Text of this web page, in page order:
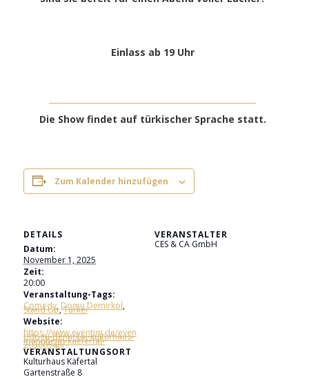
Einlass ab 19 Uhr
Die Show findet auf türkischer Sprache statt.
Zum Kalender hinzufügen
DETAILS
Datum:
November 1, 2025
Zeit:
20:00
Veranstaltung-Tags:
Comedy, Domu Demirkol,
Stand Up,Türkei
Website:
https://www.eventim.de/even
t/dogu-demirkol-kulturhaus-
mannheim-kaefertal-
20300548/
VERANSTALTUNGSORT
Kulturhaus Käfertal
Gartenstraße 8
VERANSTALTER
CES & CA GmbH